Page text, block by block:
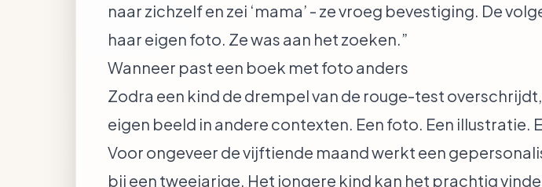
naar zichzelf en zei ‘mama’ - ze vroeg bevestiging. De
haar eigen foto. Ze was aan het zoeken.”
Wanneer past een boek met foto anders
Zodra een kind de drempel van de rouge-test
eigen beeld in andere contexten. Een foto. Een illustratie.
Voor ongeveer de vijftiende maand werkt een
bij een tweejarige. Het jongere kind kan het prachtig